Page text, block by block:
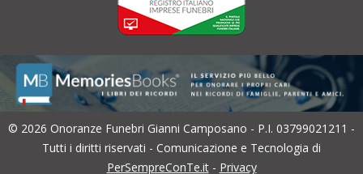
© 2026 Onoranze Funebri Gianni Camposano - P.I. 03799021211 -
Tutti i diritti riservati - Comunicazione e Tecnologia di
PerSempreConTe.it- Privacy